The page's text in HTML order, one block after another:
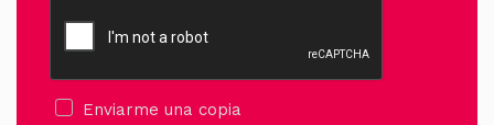
Enviarme una copia